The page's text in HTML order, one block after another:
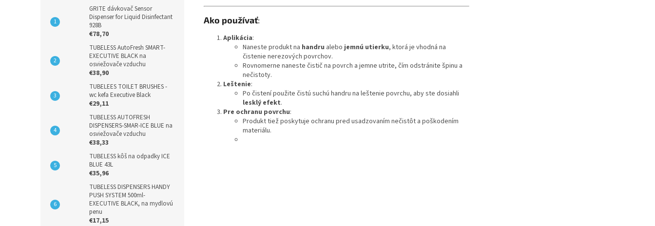
GRITE dávkovač Sensor
Dispenser for Liquid Disinfectant
928B
€78,70
TUBELESS AutoFresh SMART-
EXECUTIVE BLACK na
osviežovače vzduchu
€38,90
TUBELEES TOILET BRUSHES -
wc kefa Executive Black
€29,11
TUBELESS AUTOFRESH
DISPENSERS-SMAR-ICE BLUE na
osviežovače vzduchu
€38,33
TUBELESS kôš na odpadky ICE
BLUE 43L
€35,96
TUBELESS DISPENSERS HANDY
PUSH SYSTEM 500ml-
EXECUTIVE BLACK, na mydlovú
penu
€17,15
Ako používať:
Aplikácia:
Naneste produkt na handru alebojemnú utierku, ktorá je vhodná na
čistenie nerezových povrchov.
Rovnomerne naneste čistič na povrch a jemne utrite, čím odstránite špinu a
nečistoty.
Leštenie:
Po čistení použite čistú suchú handru na leštenie povrchu, aby ste dosiahli
lesklý efekt.
Pre ochranu povrchu:
Produkt tiež poskytuje ochranu pred usadzovaním nečistôt a poškodením
materiálu.